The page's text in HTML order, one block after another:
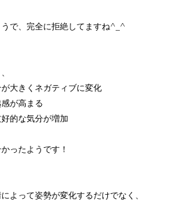
で、完全に拒絶してますね^_^
が大きくネガティブに変化
が高まる
的な気分が増加
ったようです！
よって姿勢が変化するだけでなく、